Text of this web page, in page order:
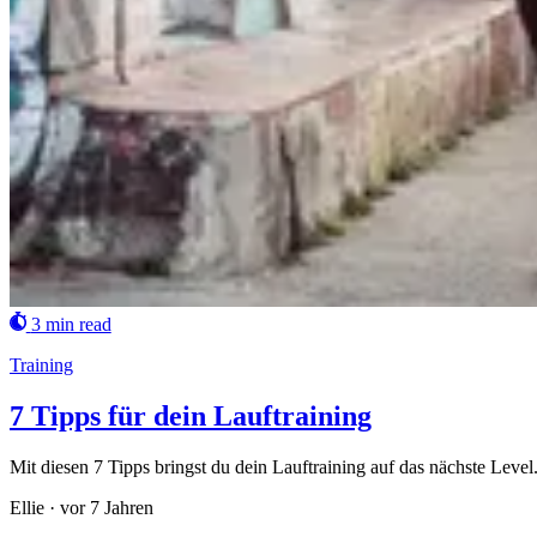
3 min read
Training
7 Tipps für dein Lauftraining
Mit diesen 7 Tipps bringst du dein Lauftraining auf das nächste Level.
Ellie · vor 7 Jahren